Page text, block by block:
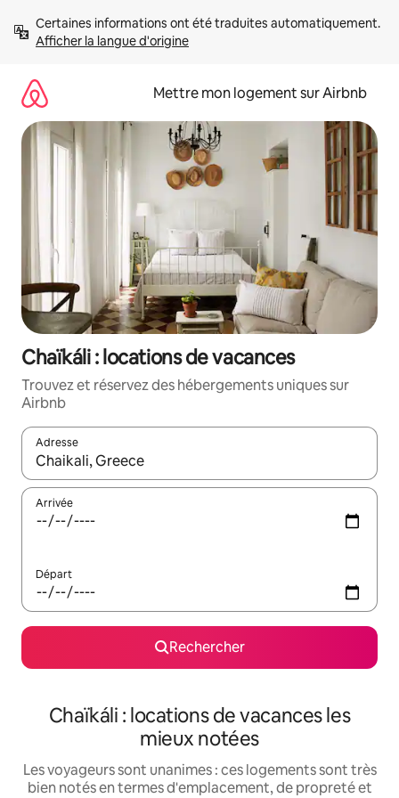
directement
Afficher la langue d'origine
Mettre mon logement sur Airbnb
Chaïkáli : locations de vacances
Trouvez et réservez des hébergements uniques sur
Airbnb
Adresse
Lorsque les résultats s'affichent, utilisez les flèches vers le
Arrivée
Départ
Rechercher
Chaïkáli : locations de vacances les
mieux notées
Les voyageurs sont unanimes : ces logements sont très
bien notés en termes d'emplacement, de propreté et